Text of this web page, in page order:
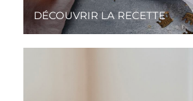
DÉCOUVRIR LA RECETTE